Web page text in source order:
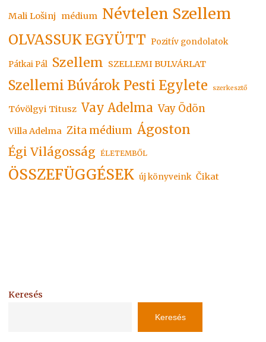
Mali Lošinj médium Névtelen Szellem
OLVASSUK EGYÜTT Pozitív gondolatok
Pátkai Pál Szellem SZELLEMI BULVÁRLAT
Szellemi Búvárok Pesti Egylete szerkesztő
Tóvölgyi Titusz Vay Adelma Vay Ödön
Villa Adelma Zita médium Ágoston
Égi Világosság ÉLETEMBŐL
ÖSSZEFÜGGÉSEK új könyveink Čikat
Keresés
Keresés